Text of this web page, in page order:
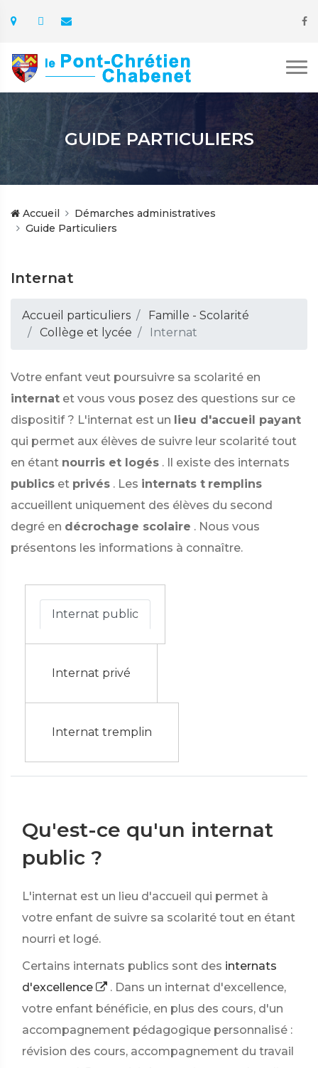
GUIDE PARTICULIERS
Accueil
Démarches administratives
Guide Particuliers
Internat
Accueil particuliers
Famille - Scolarité
Collège et lycée
Internat
Votre enfant veut poursuivre sa scolarité en
internat et vous vous posez des questions sur ce
dispositif ? L'internat est un lieu d'accueil payant
qui permet aux élèves de suivre leur scolarité tout
en étant nourris et logés . Il existe des internats
publics et privés . Les internats t remplins
accueillent uniquement des élèves du second
degré en décrochage scolaire . Nous vous
présentons les informations à connaître.
Internat public
Internat privé
Internat tremplin
Qu'est-ce qu'un internat
public ?
L'internat est un lieu d'accueil qui permet à
votre enfant de suivre sa scolarité tout en étant
nourri et logé.
Certains internats publics sont des internats
d'excellence
. Dans un internat d'excellence,
votre enfant bénéficie, en plus des cours, d'un
accompagnement pédagogique personnalisé :
révision des cours, accompagnement du travail